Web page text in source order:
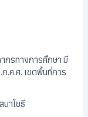
กรทางการศึกษา มี
ก.ค.ศ. เขตพื้นที่การ
าโยธี